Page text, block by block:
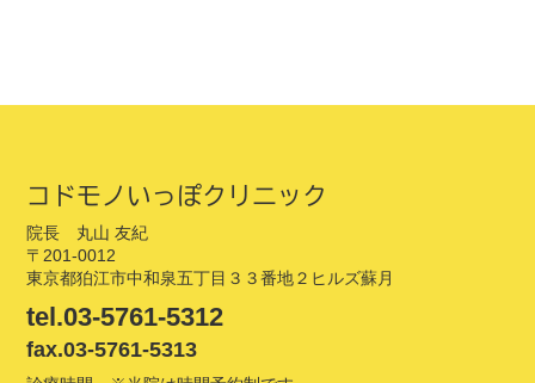
コドモノいっぽクリニック
院長 丸山 友紀
〒201-0012
東京都狛江市中和泉五丁目３３番地２ヒルズ蘇月
tel.03-5761-5312
fax.03-5761-5313